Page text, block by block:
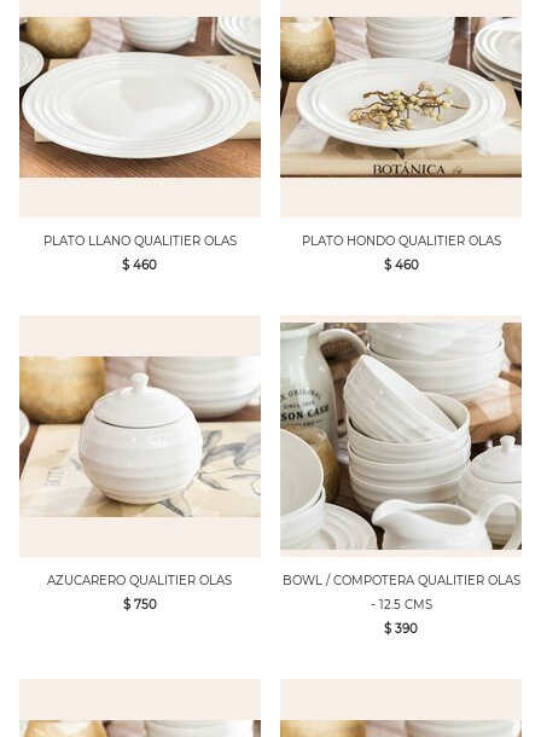
PLATO LLANO QUALITIER OLAS
$ 460
PLATO HONDO QUALITIER OLAS
$ 460
AZUCARERO QUALITIER OLAS
$ 750
BOWL / COMPOTERA QUALITIER OLAS
- 12.5 CMS
$ 390